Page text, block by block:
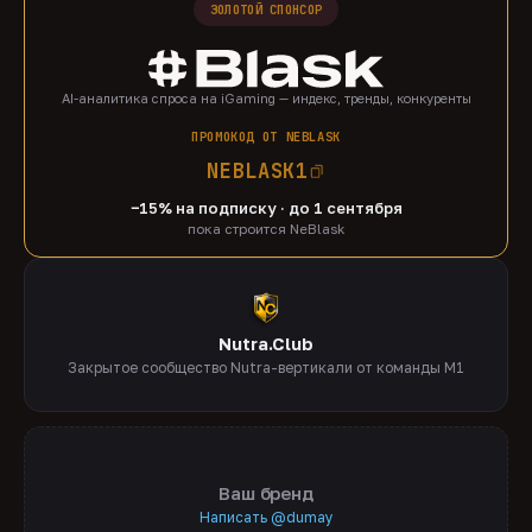
ЗОЛОТОЙ СПОНСОР
AI-аналитика спроса на iGaming — индекс, тренды, конкуренты
ПРОМОКОД ОТ NEBLASK
NEBLASK1
−15% на подписку · до 1 сентября
пока строится NeBlask
Nutra.Club
Закрытое сообщество Nutra-вертикали от команды M1
Ваш бренд
Написать @dumay